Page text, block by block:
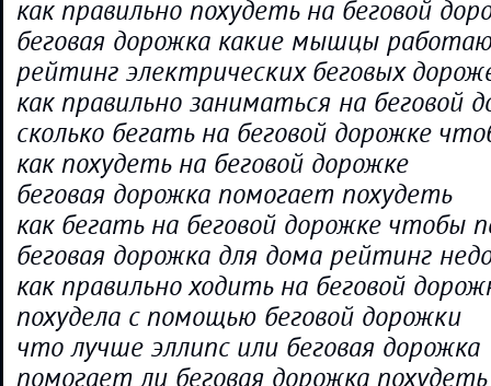
как правильно похудеть на беговой
беговая дорожка какие мышцы
рейтинг электрических беговых
как правильно заниматься на беговой
сколько бегать на беговой дорожке
как похудеть на беговой дорожке
беговая дорожка помогает похудеть
как бегать на беговой дорожке чтобы
беговая дорожка для дома рейтинг
как правильно ходить на беговой
похудела с помощью беговой дорожки
что лучше эллипс или беговая дорожка
помогает ли беговая дорожка похудеть